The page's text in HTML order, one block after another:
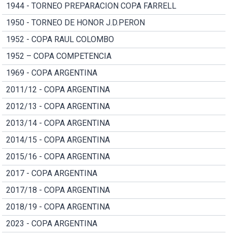
1944 - TORNEO PREPARACION COPA FARRELL
1950 - TORNEO DE HONOR J.D.PERON
1952 - COPA RAUL COLOMBO
1952 – COPA COMPETENCIA
1969 - COPA ARGENTINA
2011/12 - COPA ARGENTINA
2012/13 - COPA ARGENTINA
2013/14 - COPA ARGENTINA
2014/15 - COPA ARGENTINA
2015/16 - COPA ARGENTINA
2017 - COPA ARGENTINA
2017/18 - COPA ARGENTINA
2018/19 - COPA ARGENTINA
2023 - COPA ARGENTINA